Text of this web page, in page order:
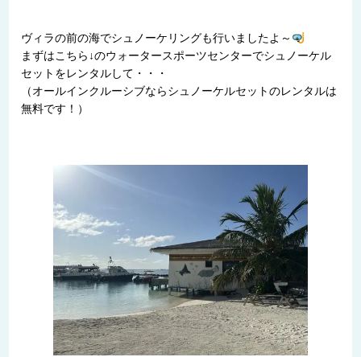
ヴィラの前の海でシュノーケリングも行いましたよ～
まずはこちら↓のウォータースポーツセンターでシュノーケル
セットをレンタルして・・・
（オールインクルーシブならシュノーケルセットのレンタルは
無料です！）